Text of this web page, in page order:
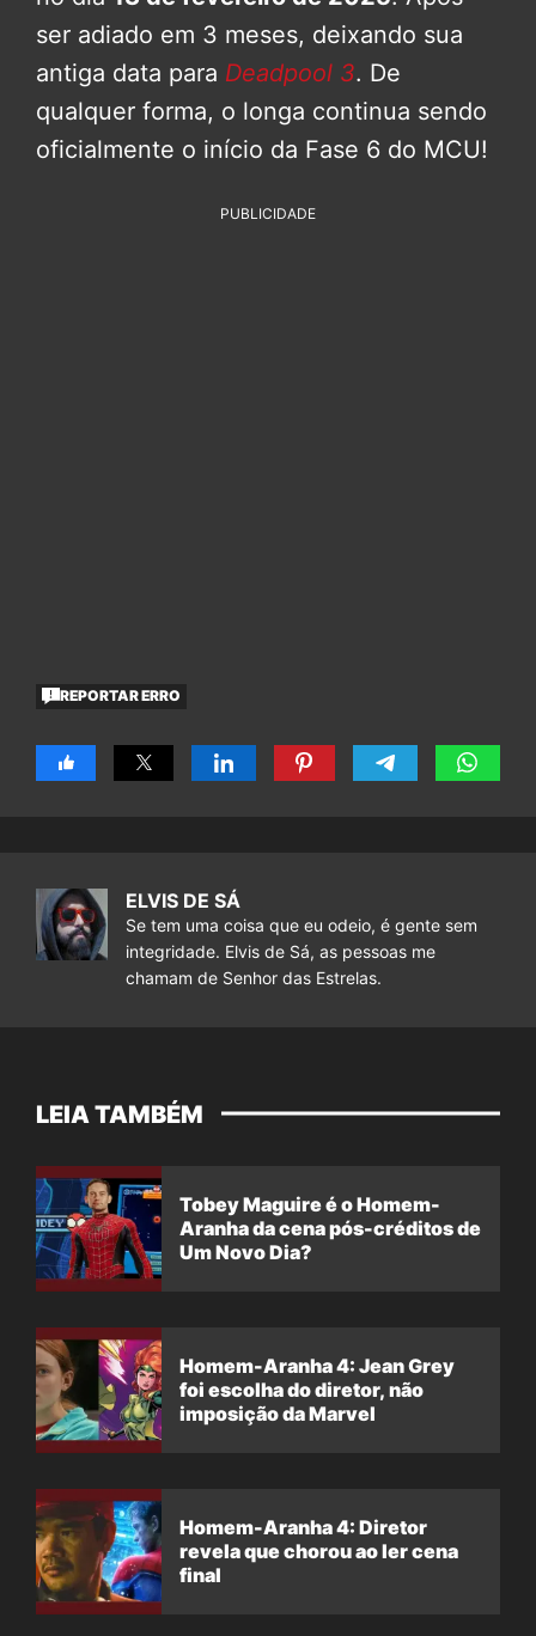
ser adiado em 3 meses, deixando sua
antiga data para Deadpool 3. De
qualquer forma, o longa continua sendo
oficialmente o início da Fase 6 do MCU!
PUBLICIDADE
REPORTAR ERRO
ELVIS DE SÁ
Se tem uma coisa que eu odeio, é gente sem
integridade. Elvis de Sá, as pessoas me
chamam de Senhor das Estrelas.
LEIA TAMBÉM
Tobey Maguire é o Homem-
Aranha da cena pós-créditos de
Um Novo Dia?
Homem-Aranha 4: Jean Grey
foi escolha do diretor, não
imposição da Marvel
Homem-Aranha 4: Diretor
revela que chorou ao ler cena
final